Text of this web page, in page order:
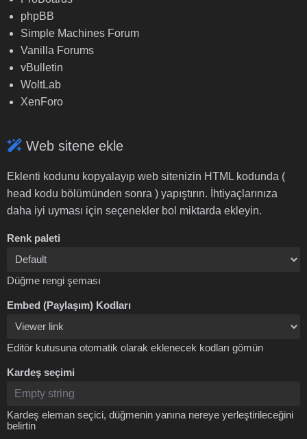
phpBB
Simple Machines Forum
Vanilla Forums
vBulletin
WoltLab
XenForo
Web sitene ekle
Eklenti kodunu kopyalayıp web sitenizin HTML kodunda (
head kodu bölümünden sonra ) yapıştırın. İhtiyaçlarınıza
daha iyi uyması için seçenekler bol miktarda ekleyin.
Renk paleti
Düğme rengi şeması
Embed (Paylaşım) Kodları
Editör kutusuna otomatik olarak eklenecek kodları gömün
Kardeş seçimi
Kardeş eleman seçici, düğmenin yanına nereye yerleştirileceğini
belirtin